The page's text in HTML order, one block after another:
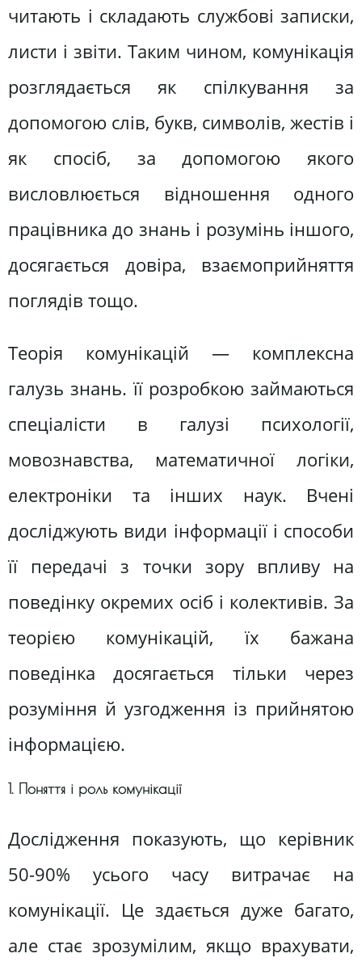
читають і складають службові записки,
листи і звіти. Таким чином, комунікація
розглядається як спілкування за
допомогою слів, букв, символів, жестів і
як спосіб, за допомогою якого
висловлюється відношення одного
працівника до знань і розумінь іншого,
досягається довіра, взаємоприйняття
поглядів тощо.
Теорія комунікацій — комплексна
галузь знань. її розробкою займаються
спеціалісти в галузі психології,
мовознавства, математичної логіки,
електроніки та інших наук. Вчені
досліджують види інформації і способи
її передачі з точки зору впливу на
поведінку окремих осіб і колективів. За
теорією комунікацій, їх бажана
поведінка досягається тільки через
розуміння й узгодження із прийнятою
інформацією.
1. Поняття і роль комунікації
Дослідження показують, що керівник
50-90% усього часу витрачає на
комунікації. Це здається дуже багато,
але стає зрозумілим, якщо врахувати,